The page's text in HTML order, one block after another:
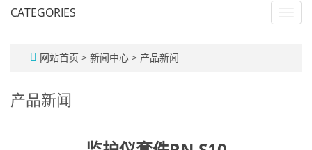
CATEGORIES
网站首页 > 新闻中心 > 产品新闻
产品新闻